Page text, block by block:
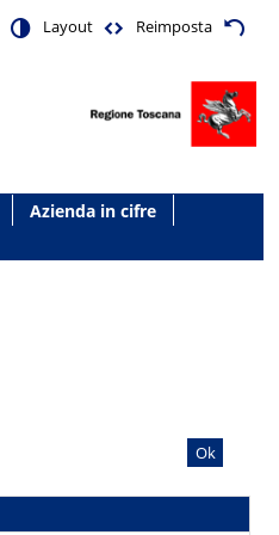
Layout Reimposta
Azienda in cifre
Ok